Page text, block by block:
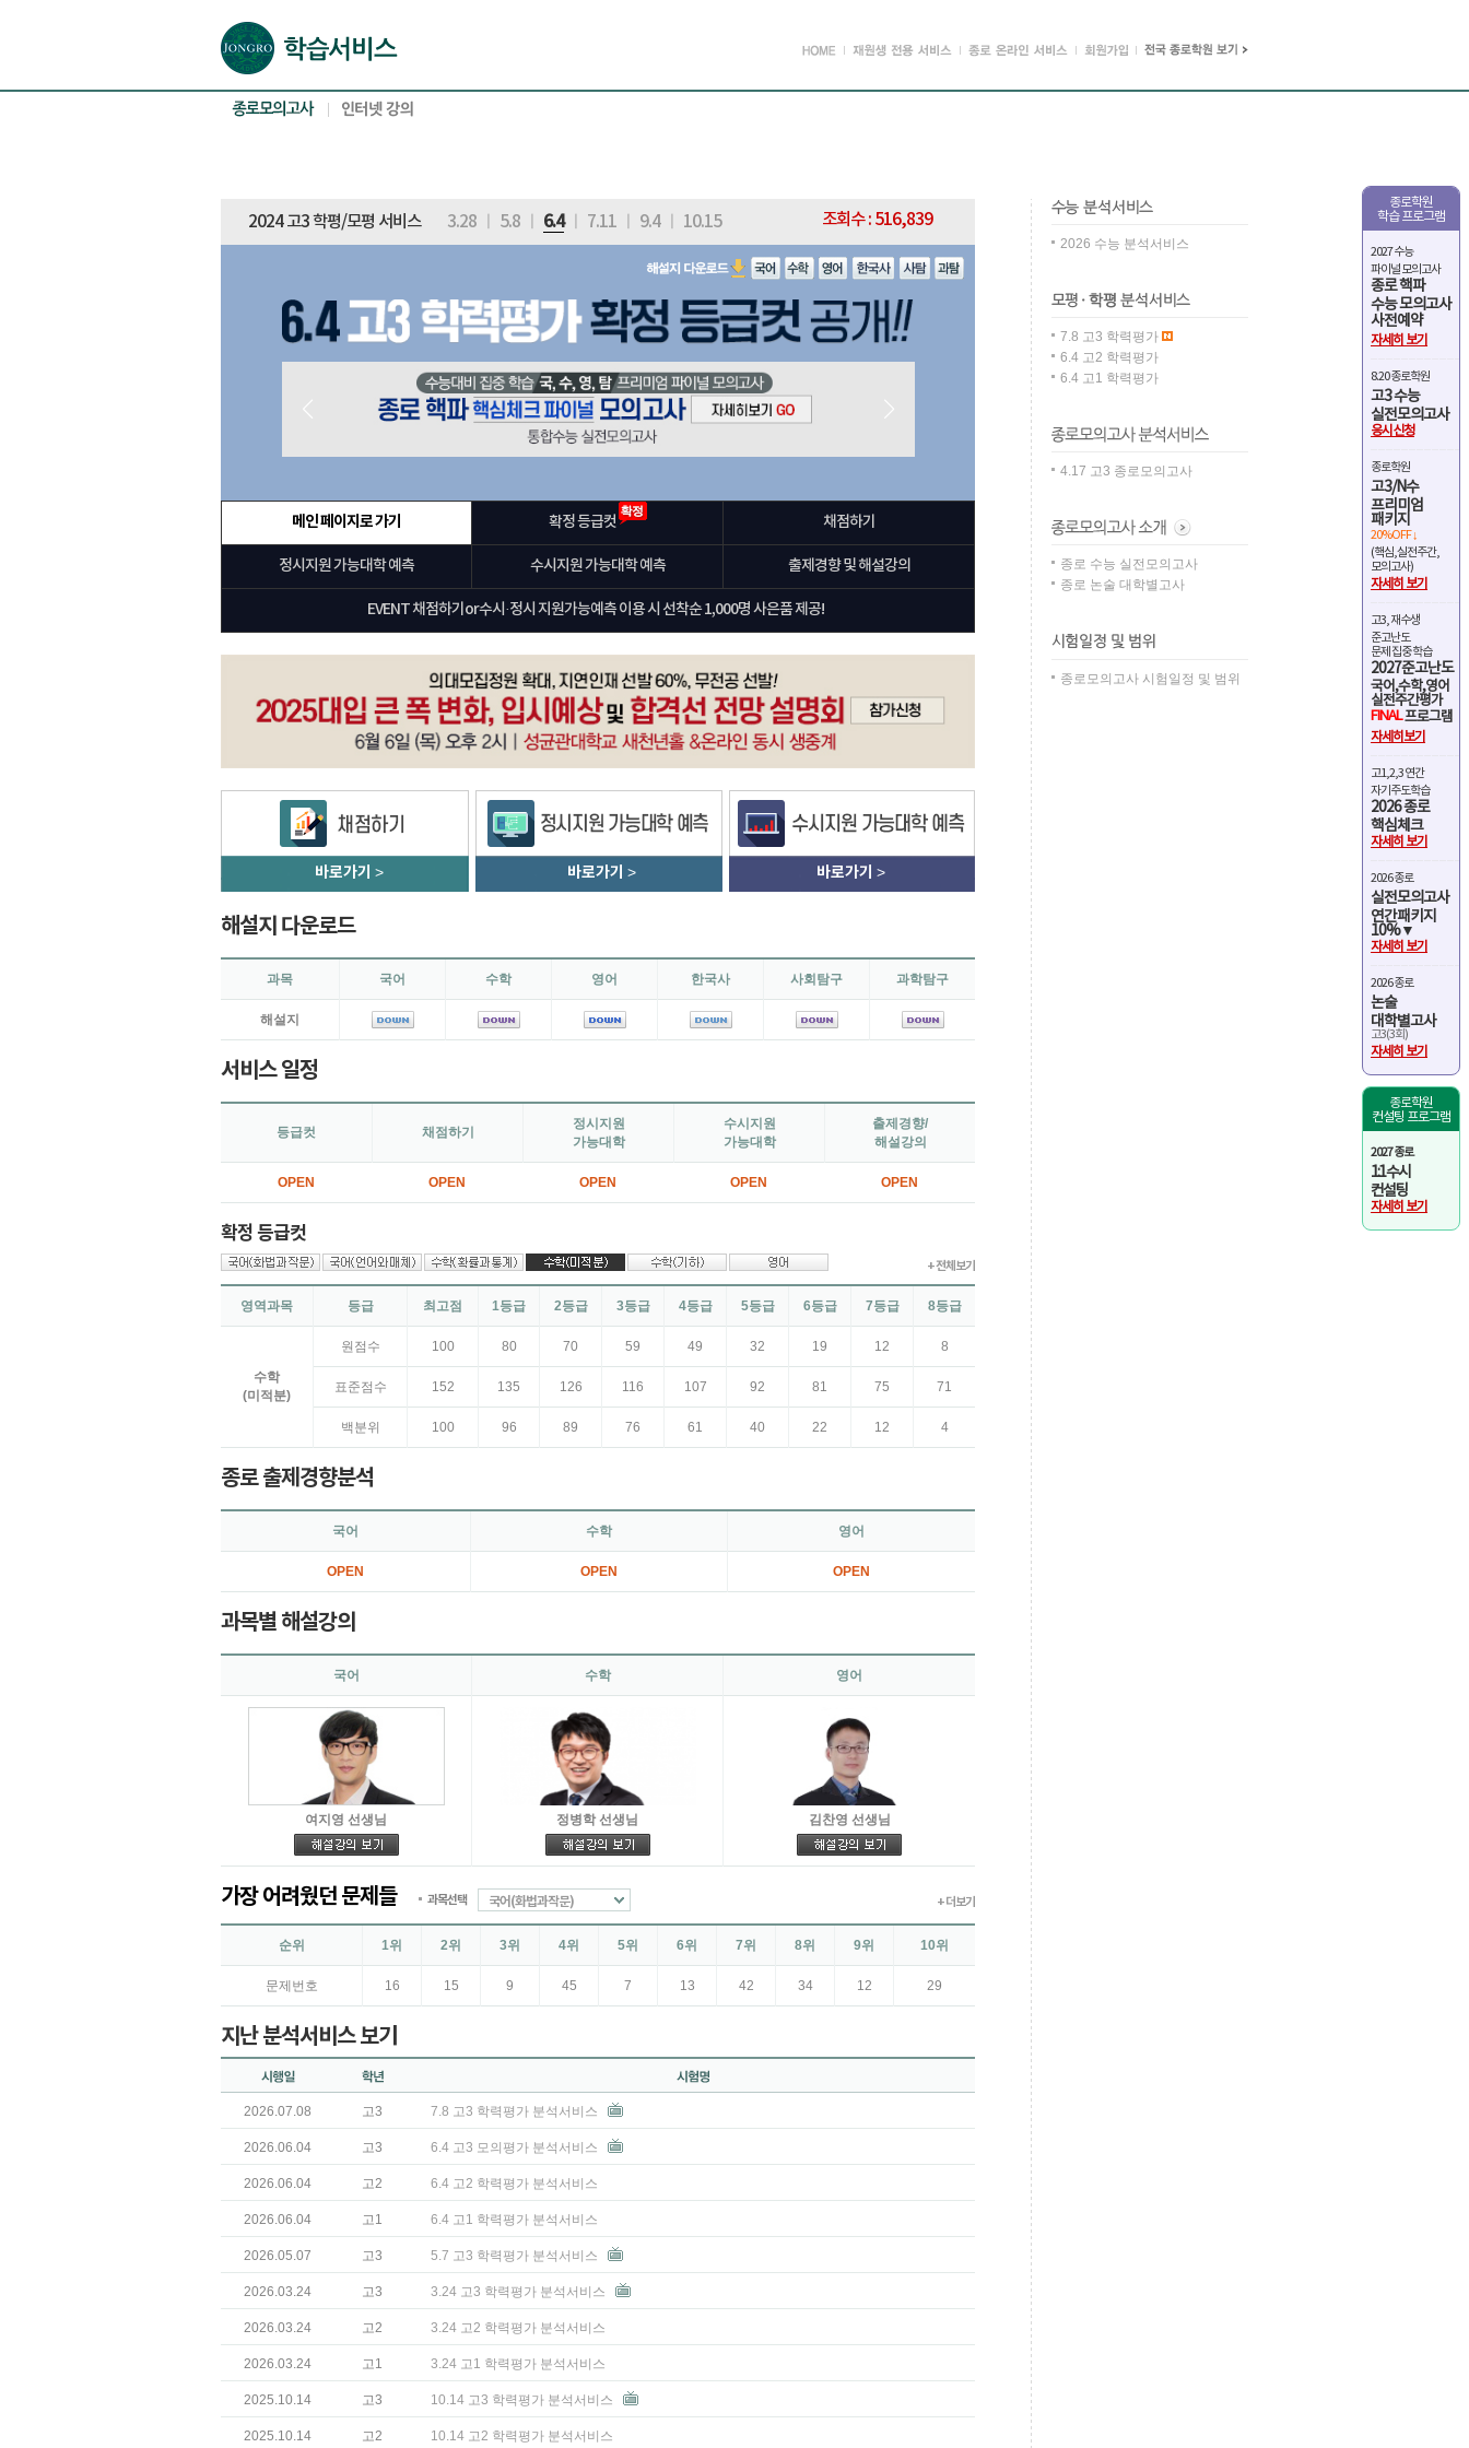
종로학원
학습 프로그램
2027 수능
파이널 모의고사
종로 핵파
수능 모의고사
사전예약
자세히 보기
8.20 종로학원
고3 수능
실전모의고사
응시신청
종로학원
고3/N수
프리미엄
패키지
20%OFF ↓
(핵심,실전주간,
모의고사)
자세히 보기
고3, 재수생
준고난도
문제 집중 학습
2027준고난도
국어,수학,영어
실전주간평가
FINAL프로그램
자세히보기
고1,2,3 연간
자기주도학습
2026 종로
핵심체크
자세히 보기
2026 종로
실전모의고사
연간패키지
10%▼
자세히 보기
2026 종로
논술
대학별고사
고3(3회)
자세히 보기
종로학원
컨설팅 프로그램
2027 종로
1:1 수시
컨설팅
자세히 보기
2024 고3 학평/모평 서비스 3.28 5.8 6.4ㅣ 7.11 9.4ㅣ 10.15 조회수 : 516,839
메인 페이지로 가기 확정 등급컷 채점하기
정시지원 가능대학 예측 수시지원 가능대학 예측 출제경향 및 해설강의
EVENT 채점하기or수시·정시 지원가능예측 이용 시 선착순 1,000명 사은품 제공!
바로가기 > 바로가기 > 바로가기 >
해설지 다운로드
과목 국어 수학 영어 한국사 사회탐구 과학탐구
해설지
서비스 일정
등급컷 채점하기
정시지원
가능대학
수시지원
가능대학
출제경향/
해설강의
OPEN OPEN OPEN OPEN OPEN
확정 등급컷
+ 전체보기
영역과목 등급 최고점 1등급 2등급 3등급 4등급 5등급 6등급 7등급 8등급
수학
(기하)
원점수 100 82 72 60 50 33 21 14 10
표준점수 151 135 126 116 107 92 81 75 71
백분위 100 96 89 76 61 40 22 12 4
종로 출제경향분석
국어 수학 영어
OPEN OPEN OPEN
과목별 해설강의
국어 수학 영어
여지영 선생님 정병학 선생님 김찬영 선생님
가장 어려웠던 문제들 + 더보기
과목선택 국어(화법과작문)
순위 1위 2위 3위 4위 5위 6위 7위 8위 9위 10위
문제번호 16 15 9 45 7 13 42 34 12 29
지난 분석서비스 보기
2026.07.08 고3 7.8 고3 학력평가 분석서비스
2026.06.04 고3 6.4 고3 모의평가 분석서비스
2026.06.04 고2 6.4 고2 학력평가 분석서비스
2026.06.04 고1 6.4 고1 학력평가 분석서비스
2026.05.07 고3 5.7 고3 학력평가 분석서비스
2026.03.24 고3 3.24 고3 학력평가 분석서비스
2026.03.24 고2 3.24 고2 학력평가 분석서비스
2026.03.24 고1 3.24 고1 학력평가 분석서비스
2025.10.14 고3 10.14 고3 학력평가 분석서비스
2025.10.14 고2 10.14 고2 학력평가 분석서비스
2026 수능 분석서비스
7.8 고3 학력평가
6.4 고2 학력평가
6.4 고1 학력평가
4.17 고3 종로모의고사
종로 수능 실전모의고사
종로 논술 대학별고사
종로모의고사 시험일정 및 범위